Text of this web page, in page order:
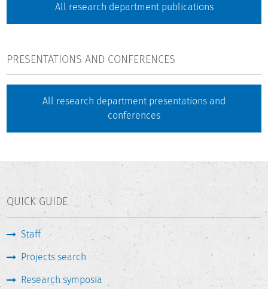
All research department publications
PRESENTATIONS AND CONFERENCES
All research department presentations and
conferences
QUICK GUIDE
Staff
Projects search
Research symposia